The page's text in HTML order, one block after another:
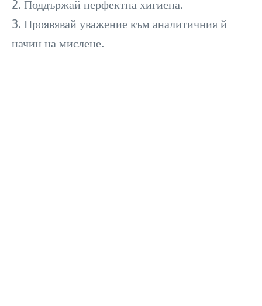
2. Поддържай перфектна хигиена.
3. Проявявай уважение към аналитичния й
начин на мислене.